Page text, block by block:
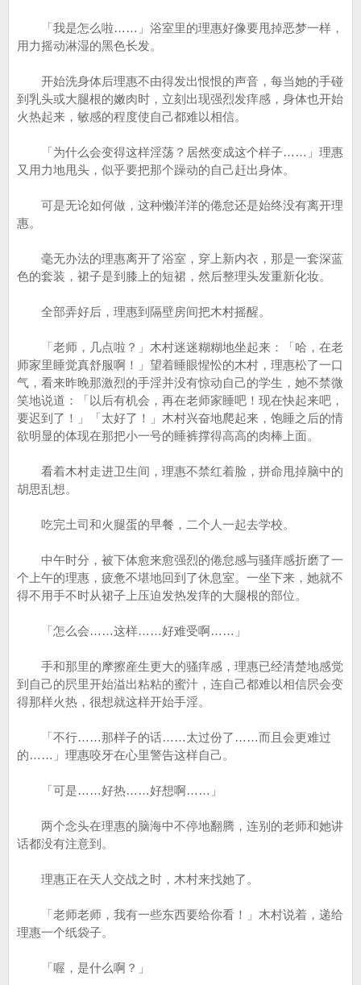
「我是怎么啦……」浴室里的理惠好像要甩掉恶梦一样，
用力摇动淋湿的黑色长发。
开始洗身体后理惠不由得发出恨恨的声音，每当她的手碰
到乳头或大腿根的嫩肉时，立刻出现强烈发痒感，身体也开始
火热起来，敏感的程度使自己都难以相信。
「为什么会变得这样淫荡？居然变成这个样子……」理惠
又用力地甩头，似乎要把那个躁动的自己赶出身体。
可是无论如何做，这种懒洋洋的倦怠还是始终没有离开理
惠。
毫无办法的理惠离开了浴室，穿上新内衣，那是一套深蓝
色的套装，裙子是到膝上的短裙，然后整理头发重新化妆。
全部弄好后，理惠到隔壁房间把木村摇醒。
「老师，几点啦？」木村迷迷糊糊地坐起来：「哈，在老
师家里睡觉真舒服啊！」望着睡眼惺忪的木村，理惠松了一口
气，看来昨晚那激烈的手淫并没有惊动自己的学生，她不禁微
笑地说道：「以后有机会，再在老师家睡吧！现在快起来吧，
要迟到了！」「太好了！」木村兴奋地爬起来，饱睡之后的情
欲明显的体现在那把小一号的睡裤撑得高高的肉棒上面。
看着木村走进卫生间，理惠不禁红着脸，拼命甩掉脑中的
胡思乱想。
吃完土司和火腿蛋的早餐，二个人一起去学校。
中午时分，被下体愈来愈强烈的倦怠感与骚痒感折磨了一
个上午的理惠，疲惫不堪地回到了休息室。一坐下来，她就不
得不用手不时从裙子上压迫发热发痒的大腿根的部位。
「怎么会……这样……好难受啊……」
手和那里的摩擦産生更大的骚痒感，理惠已经清楚地感觉
到自己的屄里开始溢出粘粘的蜜汁，连自己都难以相信屄会变
得那样火热，很想就这样开始手淫。
「不行……那样子的话……太过份了……而且会更难过
的……」理惠咬牙在心里警告这样自己。
「可是……好热……好想啊……」
两个念头在理惠的脑海中不停地翻腾，连别的老师和她讲
话都没有注意到。
理惠正在天人交战之时，木村来找她了。
「老师老师，我有一些东西要给你看！」木村说着，递给
理惠一个纸袋子。
「喔，是什么啊？」